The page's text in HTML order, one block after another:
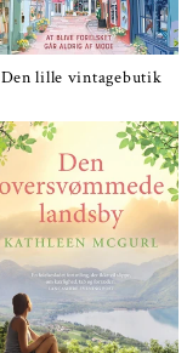
Den lille vintagebutik